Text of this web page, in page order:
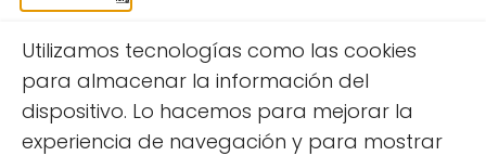
Utilizamos tecnologías como las cookies
para almacenar la información del
dispositivo. Lo hacemos para mejorar la
experiencia de navegación y para mostrar